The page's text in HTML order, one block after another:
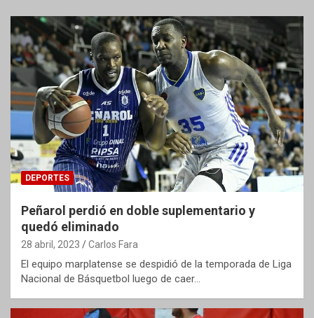
DEPORTES
Peñarol perdió en doble suplementario y
quedó eliminado
28 abril, 2023 Carlos Fara
El equipo marplatense se despidió de la temporada de Liga
Nacional de Básquetbol luego de caer…